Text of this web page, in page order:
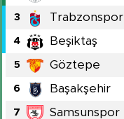
3 Trabzonspor
4 Beşiktaş
5 Göztepe
6 Başakşehir
7 Samsunspor